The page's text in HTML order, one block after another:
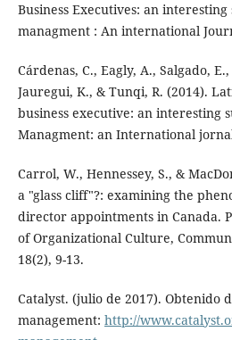
Business Executives: an
managment : An international
Cárdenas, C., Eagly, A., Salgado,
Jauregui, K., & Tunqi, R. (2014).
business executive: an interesting
Managment: an International
Carrol, W., Hennessey, S., &
a "glass cliff"?: examining the
director appointments in Canada.
of Organizational Culture,
18(2), 9-13.
Catalyst. (julio de 2017). Obtenido
management: http://